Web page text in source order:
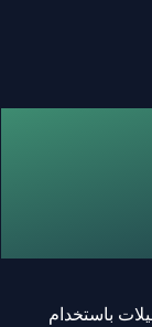
باستخدام